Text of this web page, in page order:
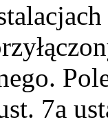
7a